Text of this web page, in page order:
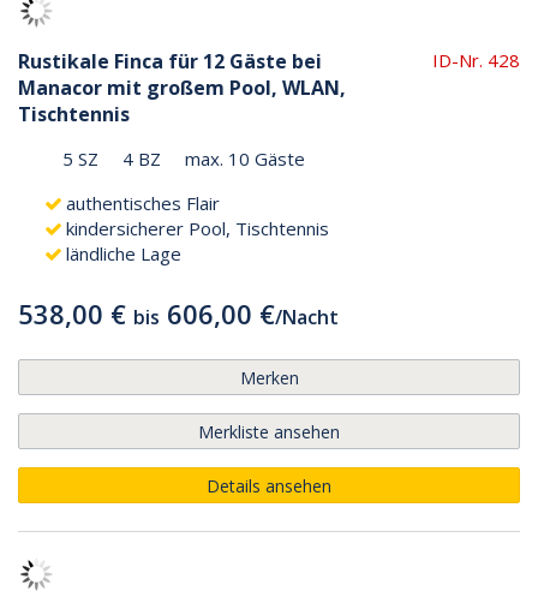
Rustikale Finca für 12 Gäste bei
Manacor mit großem Pool, WLAN,
Tischtennis
ID-Nr. 428
5 SZ 4 BZ
max. 10 Gäste
authentisches Flair
kindersicherer Pool, Tischtennis
ländliche Lage
538,00 € bis 606,00 €/Nacht
Merken
Merkliste ansehen
Details ansehen